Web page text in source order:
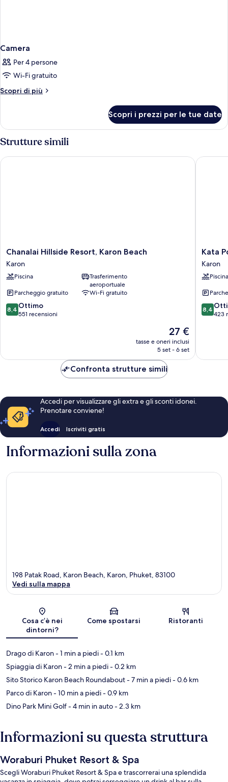
Camera
Per 4 persone
Wi-Fi gratuito
Scopri di più
Altri
Scopri i prezzi per le tue date
Strutture simili
Chanalai
Hillside
Resort,
Karon
Karon
Chanalai Hillside Resort, Karon Beach
Karon
Piscina
Trasferimento
aeroportuale
Parcheggio gratuito
Wi-Fi gratuito
8.4
su
8,4 Ottimo
551 recensioni
Il
prezzo
attuale
27 €
tasse e oneri inclusi
5 set - 6 set
Chanalai Hillside Resort, Karon Beach
Kata
Poolside
Resort
Karon
Kata
Karon
Piscina
8.4
su
8,4
423
Kata
Confronta strutture simili
Accedi per visualizzare gli extra e gli sconti idonei.
Prenotare conviene!
Accedi Iscriviti gratis
Informazioni sulla zona
Mappa
198 Patak Road, Karon Beach, Karon, Phuket, 83100
Vedi sulla mappa
Cosa c’è nei
dintorni?
Come spostarsi Ristoranti
Drago di Karon- 1 min a piedi- 0.1 km
Spiaggia di Karon- 2 min a piedi- 0.2 km
Sito Storico Karon Beach Roundabout- 7 min a piedi- 0.6 km
Parco di Karon- 10 min a piedi- 0.9 km
Dino Park Mini Golf- 4 min in auto- 2.3 km
Informazioni su questa struttura
Woraburi Phuket Resort & Spa
Scegli Woraburi Phuket Resort & Spa e trascorrerai una splendida